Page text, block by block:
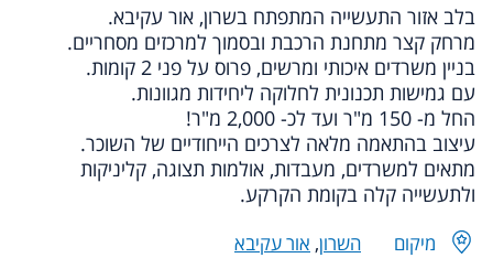
בלב אזור התעשייה המתפתח בשרון, אור עקיבא.
מרחק קצר מתחנת הרכבת ובסמוך למרכזים מסחריים.
בניין משרדים איכותי ומרשים, פרוס על פני 2 קומות.
עם גמישות תכנונית לחלוקה ליחידות מגוונות.
החל מ- 150 מ"ר ועד לכ- 2,000 מ"ר!
עיצוב בהתאמה מלאה לצרכים הייחודיים של השוכר.
מתאים למשרדים, מעבדות, אולמות תצוגה, קליניקות
ולתעשייה קלה בקומת הקרקע.
מיקום השרון, אור עקיבא